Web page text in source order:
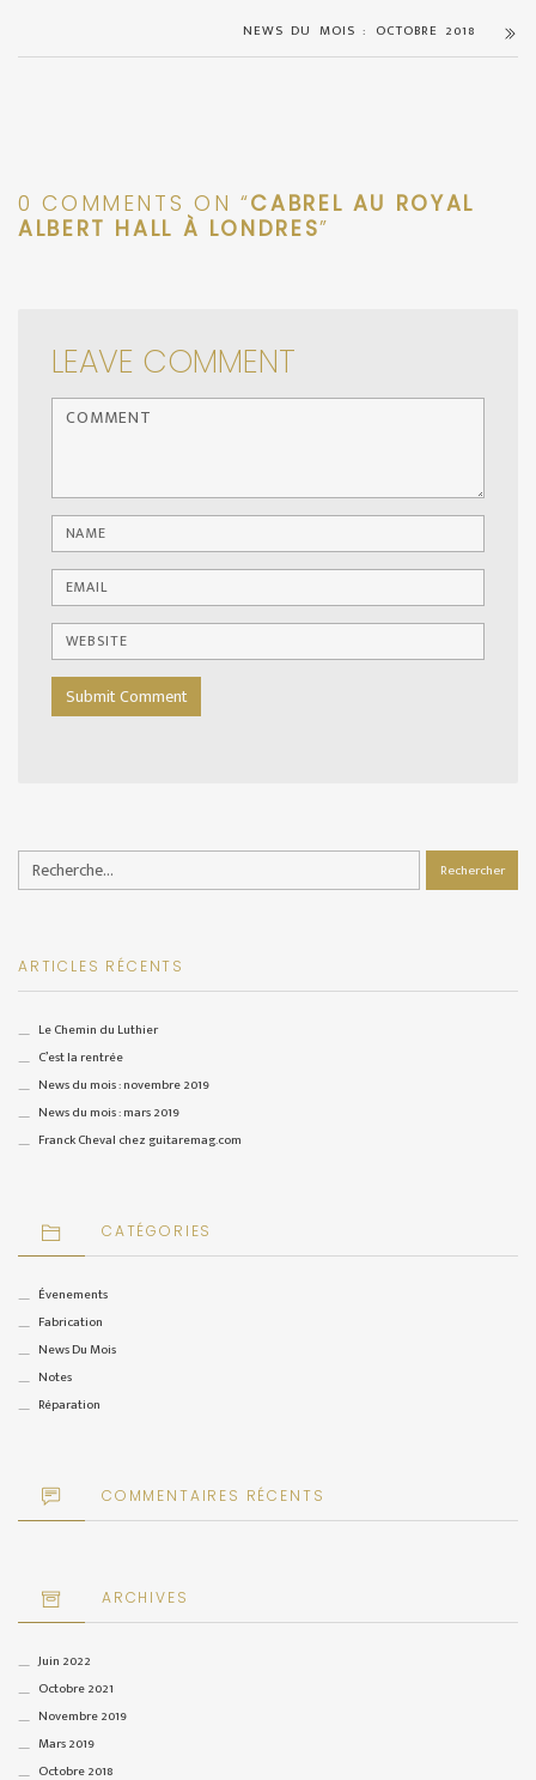
NEWS DU MOIS : OCTOBRE 2018
0 COMMENTS ON “CABREL AU ROYAL
ALBERT HALL À LONDRES”
LEAVE COMMENT
<b>Comment</b> ( * )
Name
Email
Website
Rechercher :
ARTICLES RÉCENTS
Le Chemin du Luthier
C’est la rentrée
News du mois : novembre 2019
News du mois : mars 2019
Franck Cheval chez guitaremag.com
CATÉGORIES
Évenements
Fabrication
News Du Mois
Notes
Réparation
COMMENTAIRES RÉCENTS
ARCHIVES
Juin 2022
Octobre 2021
Novembre 2019
Mars 2019
Octobre 2018